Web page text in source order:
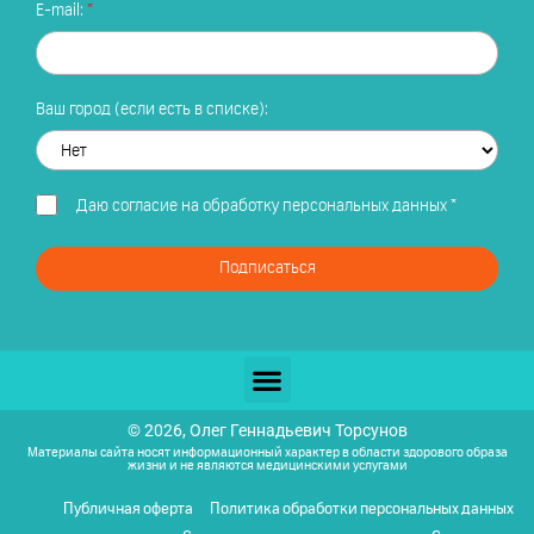
E-mail:
Ваш город (если есть в списке):
Даю согласие на обработку персональных данных*
Подписаться
© 2026, Олег Геннадьевич Торсунов
Материалы сайта носят информационный характер в области здорового образа
жизни и не являются медицинскими услугами
Публичная оферта
Политика обработки персональных данных